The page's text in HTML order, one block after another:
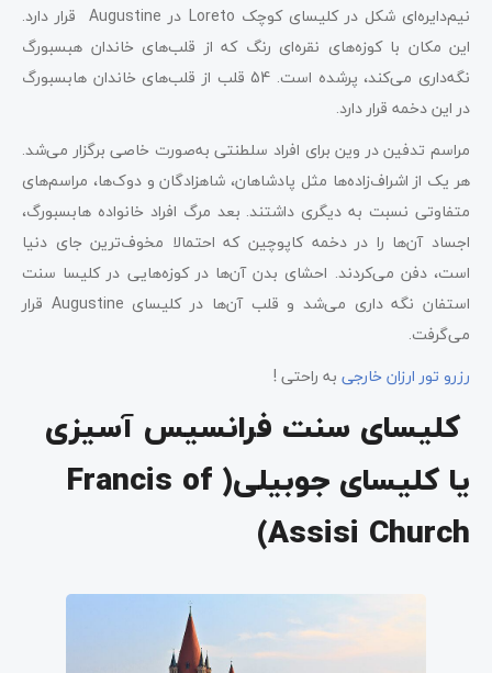
نیم‌دایره‌ای شکل در کلیسای کوچک Loreto در Augustine قرار دارد.
این مکان با کوزه‌های نقره‌ای رنگ که از قلب‌های خاندان هبسبورگ
نگه‌داری می‌کند، پرشده است. 54 قلب از قلب‌های خاندان هابسبورگ
در این دخمه قرار دارد.
مراسم تدفین در وین برای افراد سلطنتی به‌صورت خاصی برگزار می‌شد.
هر یک از اشراف‌زاده‌ها مثل پادشاهان، شاهزادگان و دوک‌ها، مراسم‌های
متفاوتی نسبت به دیگری داشتند. بعد مرگ افراد خانواده هابسبورگ،
اجساد آن‌ها را در دخمه کاپوچین که احتمالا مخوف‌ترین جای دنیا
است، دفن می‌کردند. احشای بدن‌ آن‌ها در کوزه‌هایی در کلیسا سنت
استفان نگه داری می‌شد و قلب آن‌ها در کلیسای Augustine قرار
می‌گرفت.
رزرو تور ارزان خارجی به راحتی !
کلیسای سنت فرانسیس آسیزی
یا کلیسای جوبیلی( Francis of
Assisi Church)